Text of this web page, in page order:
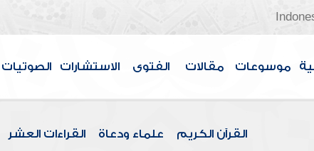
موسوعات مقالات الفتوى الاستشارات الصوتيات
القرآن الكريم علماء ودعاة القراءات العشر